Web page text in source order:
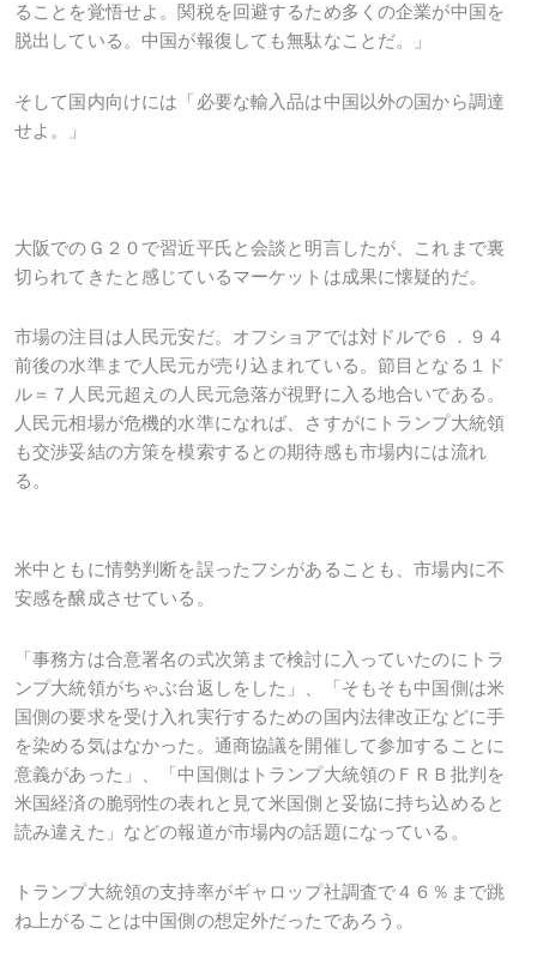
ることを覚悟せよ。関税を回避するため多くの企業が中国を
脱出している。中国が報復しても無駄なことだ。」
そして国内向けには「必要な輸入品は中国以外の国から調達
せよ。」
大阪でのＧ２０で習近平氏と会談と明言したが、これまで裏
切られてきたと感じているマーケットは成果に懐疑的だ。
市場の注目は人民元安だ。オフショアでは対ドルで６．９４
前後の水準まで人民元が売り込まれている。節目となる１ド
ル＝７人民元超えの人民元急落が視野に入る地合いである。
人民元相場が危機的水準になれば、さすがにトランプ大統領
も交渉妥結の方策を模索するとの期待感も市場内には流れ
る。
米中ともに情勢判断を誤ったフシがあることも、市場内に不
安感を醸成させている。
「事務方は合意署名の式次第まで検討に入っていたのにトラ
ンプ大統領がちゃぶ台返しをした」、「そもそも中国側は米
国側の要求を受け入れ実行するための国内法律改正などに手
を染める気はなかった。通商協議を開催して参加することに
意義があった」、「中国側はトランプ大統領のＦＲＢ批判を
米国経済の脆弱性の表れと見て米国側と妥協に持ち込めると
読み違えた」などの報道が市場内の話題になっている。
トランプ大統領の支持率がギャロップ社調査で４６％まで跳
ね上がることは中国側の想定外だったであろう。